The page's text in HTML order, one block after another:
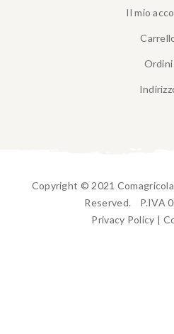
Il mio
Ordini
Copyright © 2021
Reserved. P.IVA
Privacy Policy |